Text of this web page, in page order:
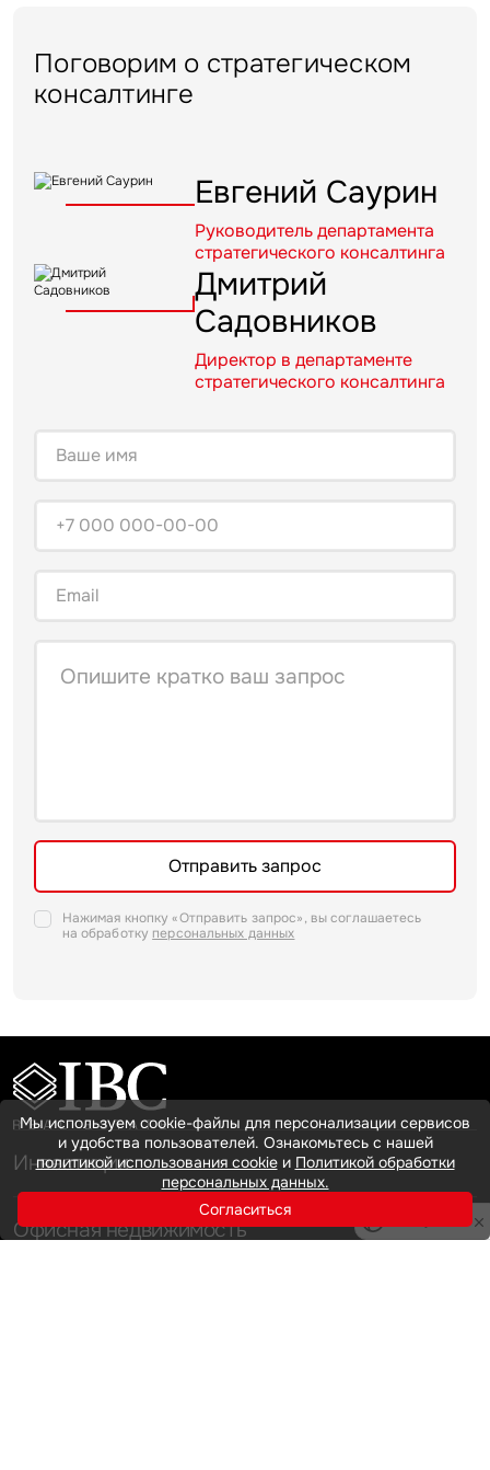
Поговорим о стратегическом
консалтинге
Евгений Саурин
Руководитель департамента
стратегического консалтинга
Дмитрий
Садовников
Директор в департаменте
стратегического консалтинга
Отправить запрос
Нажимая кнопку «Отправить запрос», вы соглашаетесь
на обработку персональных данных
Инвестиции
Офисная недвижимость
Мы используем cookie-файлы для персонализации сервисов
и удобства пользователей. Ознакомьтесь с нашей
политикой использования cookieи Политикой обработки
персональных данных.
Согласиться